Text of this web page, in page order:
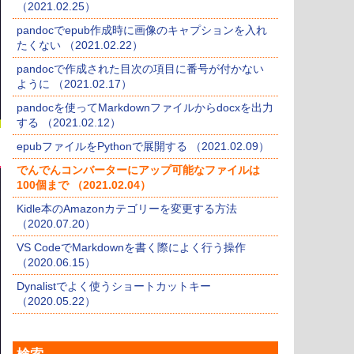
（2021.02.25）
pandocでepub作成時に画像のキャプションを入れ
たくない （2021.02.22）
pandocで作成された目次の項目に番号が付かない
ように （2021.02.17）
pandocを使ってMarkdownファイルからdocxを出力
する （2021.02.12）
epubファイルをPythonで展開する （2021.02.09）
でんでんコンバーターにアップ可能なファイルは
100個まで （2021.02.04）
Kidle本のAmazonカテゴリーを変更する方法
（2020.07.20）
VS CodeでMarkdownを書く際によく行う操作
（2020.06.15）
Dynalistでよく使うショートカットキー
（2020.05.22）